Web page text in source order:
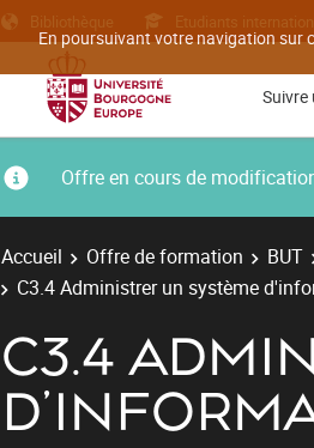
En poursuivant votre navigation sur
Bibliothèque Etudiants
Suivre
Offre en cours de
Accueil Offre de formation BUT
C3.4 Administrer un système
C3.4